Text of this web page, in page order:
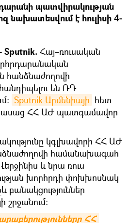
պատվիրակության
նախատեսվում է հուլիսի 4-
Sputnik. Հայ–ռուսական
հանձնաժողովի
են ՌԴ
Sputnik Արմենիայի հետ
ասաց ՀՀ ԱԺ պատգամավոր
կգլխավորի ՀՀ ԱԺ
համանախագահ
և նրա ռուս
խորհրդի փոխխոսնակ
բանակցություններ
շրջանում։
ՀՀ